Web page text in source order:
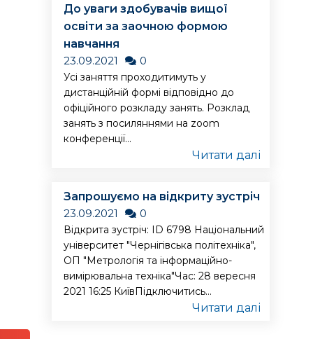
До уваги здобувачів вищої
освіти за заочною формою
навчання
23.09.2021
0
Усі заняття проходитимуть у
дистанційній формі відповідно до
офіційного розкладу занять. Розклад
занять з посиляннями на zoom
конференції...
Читати далі
Запрошуємо на відкриту зустріч
23.09.2021
0
Відкрита зустріч: ID 6798 Національний
університет "Чернігівська політехніка",
ОП "Метрологія та інформаційно-
вимірювальна техніка"Час: 28 вересня
2021 16:25 КиївПідключитись...
Читати далі